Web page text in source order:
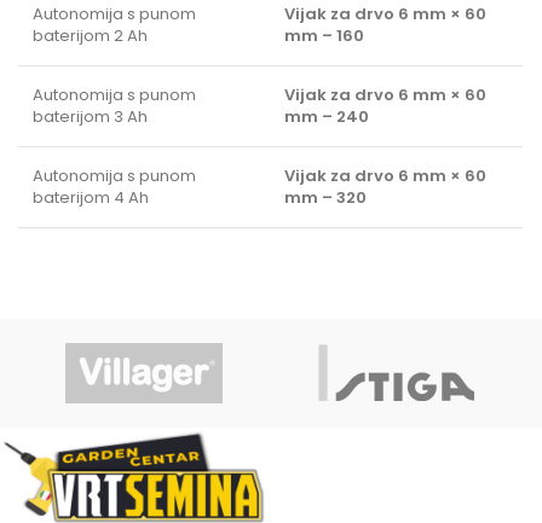
Autonomija s punom
baterijom 2 Ah
Vijak za drvo 6 mm × 60
mm – 160
Autonomija s punom
baterijom 3 Ah
Vijak za drvo 6 mm × 60
mm – 240
Autonomija s punom
baterijom 4 Ah
Vijak za drvo 6 mm × 60
mm – 320